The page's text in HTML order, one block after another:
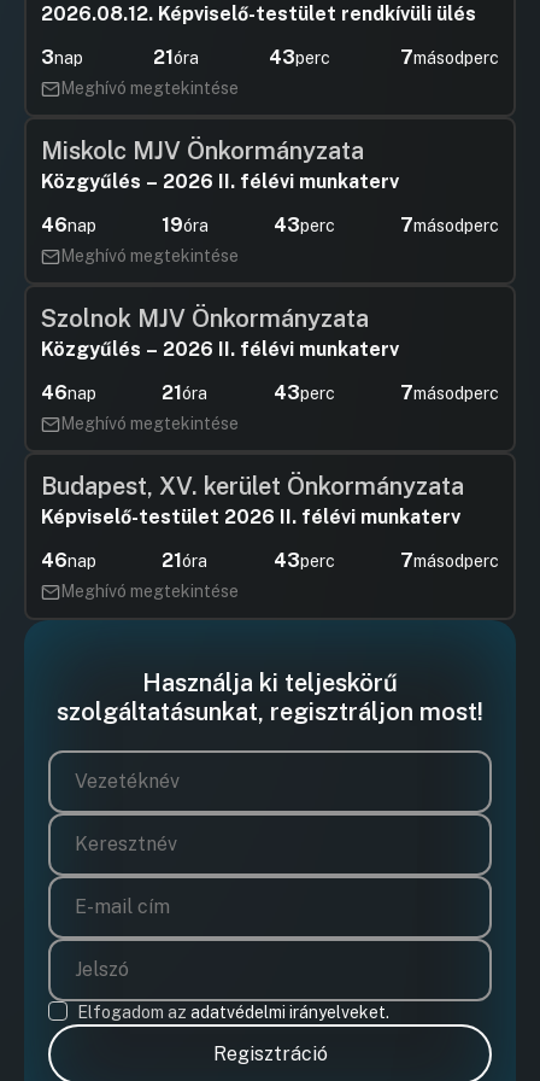
11. Napirendi pont
HozzászólásokUgrás a napirendi pontra
12. Napirendi pont
HozzászólásokUgrás a napirendi pontra
13. Napirendi pont
14. Napirendi pont
UGRÁS A NAPIREND ELEJÉRE
15. Napirendi pont
Hozzászólások Ugrás a napirendi pontra
16. Napirendi pont
HozzászólásokUgrás a napirendi pontra
Tildy
2026.08.12. Képviselő-testület rendkívüli ülés
3nap 21óra 43perc 7másodperc
Meghívó megtekintése
Miskolc MJV Önkormányzata
Közgyűlés – 2026 II. félévi munkaterv
46nap 19óra 43perc 7másodperc
Meghívó megtekintése
Szolnok MJV Önkormányzata
Közgyűlés – 2026 II. félévi munkaterv
46nap 21óra 43perc 7másodperc
Meghívó megtekintése
Budapest, XV. kerület Önkormányzata
Képviselő-testület 2026 II. félévi munkaterv
46nap 21óra 43perc 7másodperc
Meghívó megtekintése
Használja ki teljeskörű
szolgáltatásunkat, regisztráljon most!
Elfogadom az adatvédelmi irányelveket.
Regisztráció